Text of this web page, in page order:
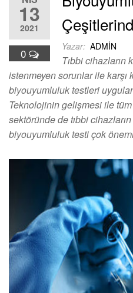
13
2021
0 Yazar: ADMIN
Tıbbi cihazların
istenmeyen sorunlar ile karşı
biyouyumluluk testleri
Teknolojinin gelişmesi ile
sektöründe de tıbbi
biyouyumluluk testi çok